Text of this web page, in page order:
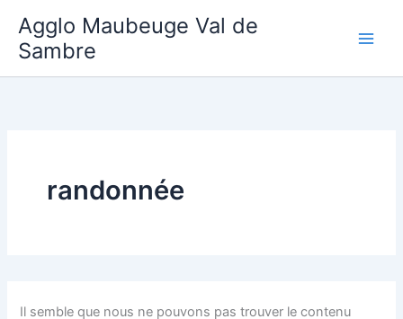
contenu
Agglo Maubeuge Val de
Sambre
randonnée
Il semble que nous ne pouvons pas trouver le contenu